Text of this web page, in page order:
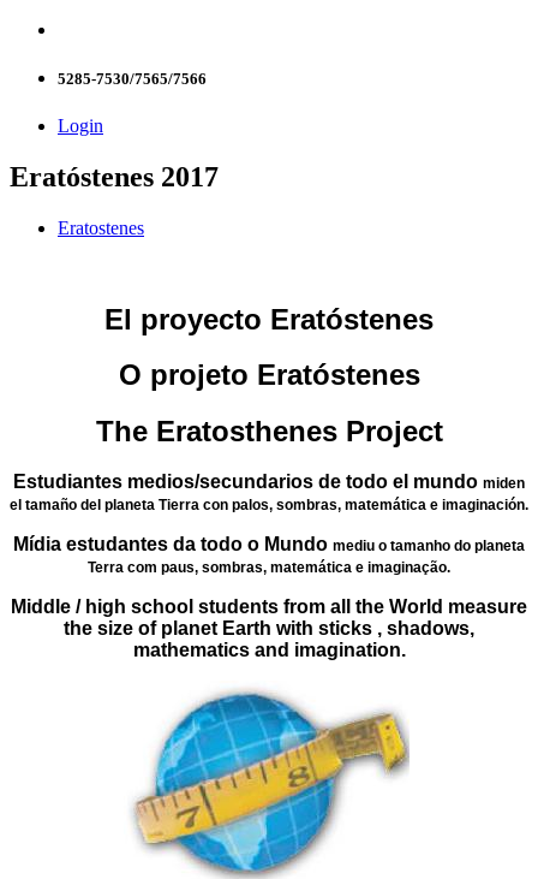
5285-7530/7565/7566
Login
Eratóstenes 2017
Eratostenes
El proyecto Eratóstenes
O projeto Eratóstenes
The Eratosthenes Project
Estudiantes medios/secundarios de todo el mundo miden
el tamaño del planeta Tierra con palos, sombras, matemática e imaginación.
Mídia estudantes da todo o Mundo mediu o tamanho do planeta
Terra com paus, sombras, matemática e imaginação.
Middle / high school students from all the World measure
the size of planet Earth with sticks , shadows,
mathematics and imagination.